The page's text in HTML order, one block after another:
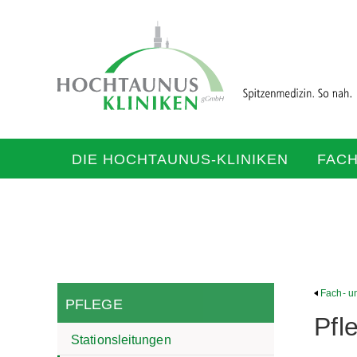
DIE HOCHTAUNUS-KLINIKEN
PFLEGE
Stationsleitungen
Fach-